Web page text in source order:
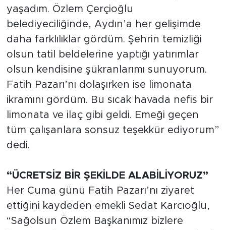
yaşadım. Özlem Çerçioğlu
belediyeciliğinde, Aydın’a her gelişimde
daha farklılıklar gördüm. Şehrin temizliği
olsun tatil beldelerine yaptığı yatırımlar
olsun kendisine şükranlarımı sunuyorum.
Fatih Pazarı’nı dolaşırken ise limonata
ikramını gördüm. Bu sıcak havada nefis bir
limonata ve ilaç gibi geldi. Emeği geçen
tüm çalışanlara sonsuz teşekkür ediyorum”
dedi.
“ÜCRETSİZ BİR ŞEKİLDE ALABİLİYORUZ”
Her Cuma günü Fatih Pazarı’nı ziyaret
ettiğini kaydeden emekli Sedat Karcıoğlu,
“Sağolsun Özlem Başkanımız bizlere